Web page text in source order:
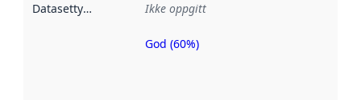
Datasettype Ikke oppgitt
Metadatakvalitet
God (60%)